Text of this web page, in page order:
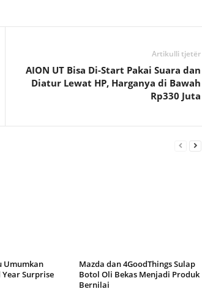
Artikulli tjetër
AION UT Bisa Di-Start Pakai Suara dan
Diatur Lewat HP, Harganya di Bawah
Rp330 Juta
Umumkan
Year Surprise
Mazda dan 4GoodThings Sulap
Botol Oli Bekas Menjadi Produk
Bernilai